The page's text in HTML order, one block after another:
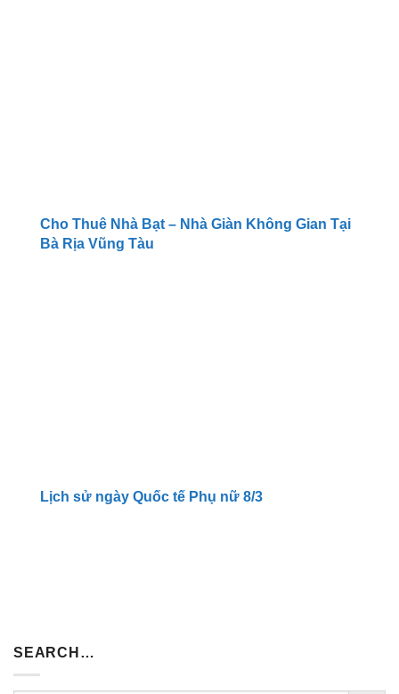
Cho Thuê Nhà Bạt – Nhà Giàn Không Gian Tại
Bà Rịa Vũng Tàu
Lịch sử ngày Quốc tế Phụ nữ 8/3
SEARCH…